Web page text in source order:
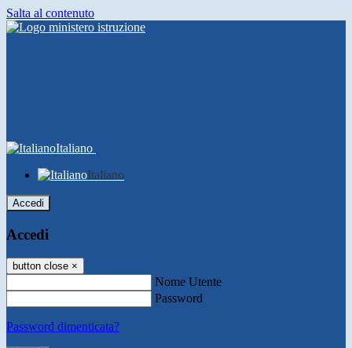
Salta al contenuto
Italiano
Italiano
Accedi
Accedi
button close ×
Nome Utente
Password
Password dimenticata?